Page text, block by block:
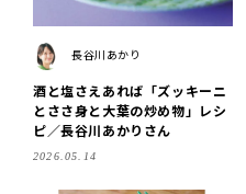
長谷川あかり
酒と塩さえあれば「ズッキーニ
とささ身と大葉の炒め物」レシ
ピ／長谷川あかりさん
2026.05.14